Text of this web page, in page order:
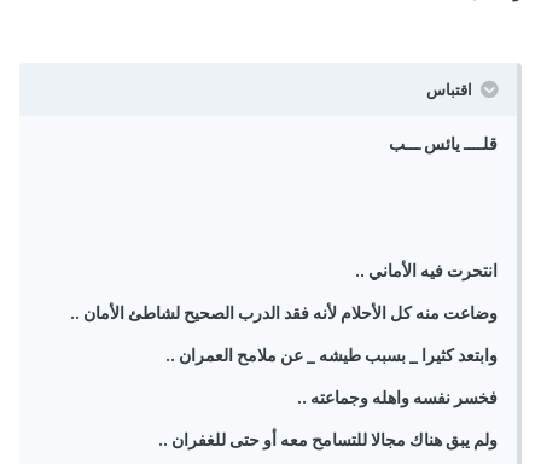
اقتباس
قلــــ يائس ـــب
انتحرت فيه الأماني ..
وضاعت منه كل الأحلام لأنه فقد الدرب الصحيح لشاطئ الأمان ..
وابتعد كثيرا _ بسبب طيشه _ عن ملامح العمران ..
فخسر نفسه واهله وجماعته ..
ولم يبق هناك مجالا للتسامح معه أو حتى للغفران ..